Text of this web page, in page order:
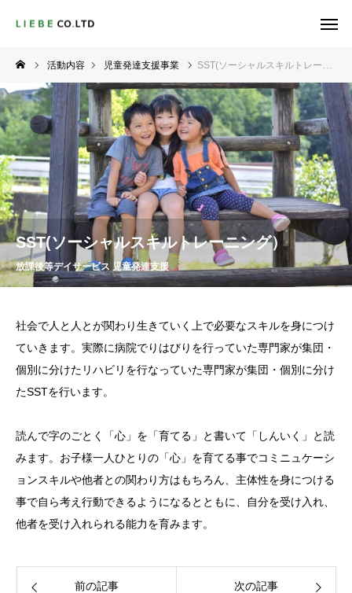
活動内容 児童発達支援事業 SST(ソーシャルスキルトレーニング）
SST(ソーシャルスキルトレーニング）
放課後等デイサービス 児童発達支援
社会で人と人とが関わり生きていく上で必要なスキルを身につけ
ていきます。実際に病院でりはびりを行っていた専門家が集団・
個別に分けたリハビリを行なっていた専門家が集団・個別に分け
たSSTを行います。
読んで字のごとく「心」を「育てる」と書いて「しんいく」と読
みます。お子様一人ひとりの「心」を育てる事でコミニュケーシ
ョンスキルや他者との関わり方はもちろん、主体性を身につける
事で自ら考え行動できるようになるとともに、自分を受け入れ、
他者を受け入れられる能力を育みます。
前の記事 次の記事